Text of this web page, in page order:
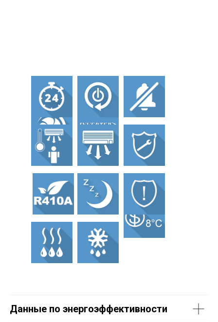
Данные по энергоэффективности